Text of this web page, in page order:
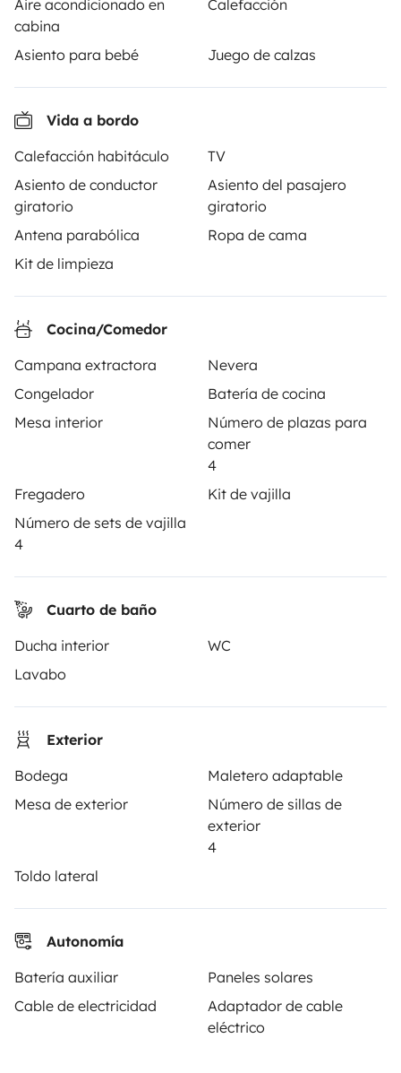
Aire acondicionado en
cabina
Calefacción
Asiento para bebé Juego de calzas
Vida a bordo
Calefacción habitáculo
TV
Asiento de conductor
giratorio
Asiento del pasajero
giratorio
Antena parabólica
Ropa de cama
Kit de limpieza
Cocina/Comedor
Campana extractora
Nevera
Congelador
Batería de cocina
Mesa interior
Número de plazas para
comer
4
Fregadero
Kit de vajilla
Número de sets de vajilla
4
Cuarto de baño
Ducha interior
WC
Lavabo
Exterior
Bodega
Maletero adaptable
Mesa de exterior
Número de sillas de
exterior
4
Toldo lateral
Autonomía
Batería auxiliar
Paneles solares
Cable de electricidad
Adaptador de cable
eléctrico
intermediario de confianza y propone una solución
seguridad.
3.84/5 sobre 1170 opiniones de usuarios en Trusted
Shops
Instagram
X Pinterest Facebook
ALQUILER AUTOCARAVANAS
¿Cómo funciona?
Alquilar una autocaravana
Tus primeros pasos en autocaravana
Las opiniones de nuestros usuarios
Anunciar un vehículo
Medios de pago seguros Pago en varios plazos
App Store
Blog Contáctanos Empleo
CGU
Confidencialidad
Cookies